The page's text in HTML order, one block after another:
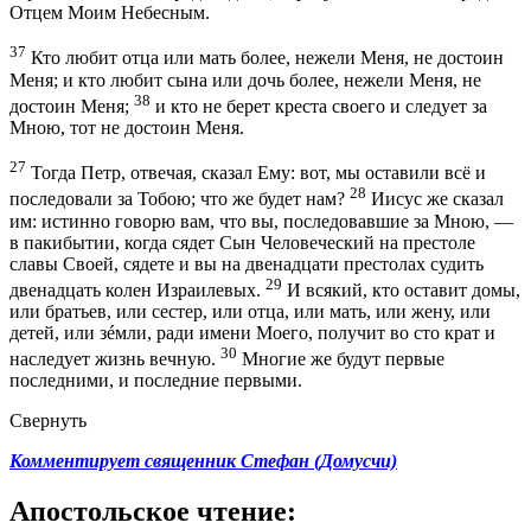
Отцем Моим Небесным.
37 Кто любит отца или мать более, нежели Меня, не достоин
Меня; и кто любит сына или дочь более, нежели Меня, не
достоин Меня; 38 и кто не берет креста своего и следует за
Мною, тот не достоин Меня.
27 Тогда Петр, отвечая, сказал Ему: вот, мы оставили всё и
последовали за Тобою; что же будет нам? 28 Иисус же сказал
им: истинно говорю вам, что вы, последовавшие за Мною, —
в пакибытии, когда сядет Сын Человеческий на престоле
славы Своей, сядете и вы на двенадцати престолах судить
двенадцать колен Израилевых. 29 И всякий, кто оставит домы,
или братьев, или сестер, или отца, или мать, или жену, или
детей, или зéмли, ради имени Моего, получит во сто крат и
наследует жизнь вечную. 30 Многие же будут первые
последними, и последние первыми.
Свернуть
Комментирует священник Стефан (Домусчи)
Апостольское чтение: